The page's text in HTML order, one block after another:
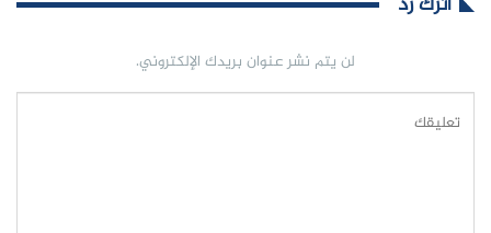
لن يتم نشر عنوان بريدك الإلكتروني.